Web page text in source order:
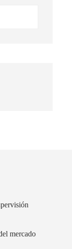
mercado